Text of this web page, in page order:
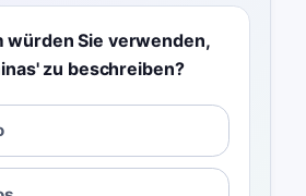
würden Sie verwenden,
zu beschreiben?